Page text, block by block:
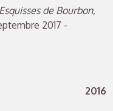
Esquisses de Bourbon,
2017 -
2016